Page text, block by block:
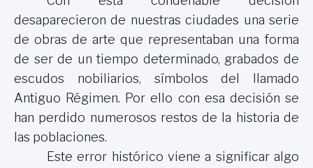
desaparecieron de nuestras ciudades una serie
de obras de arte que representaban una forma
de ser de un tiempo determinado, grabados de
escudos nobiliarios, símbolos del llamado
Antiguo Régimen. Por ello con esa decisión se
han perdido numerosos restos de la historia de
las poblaciones.
Este error histórico viene a significar algo